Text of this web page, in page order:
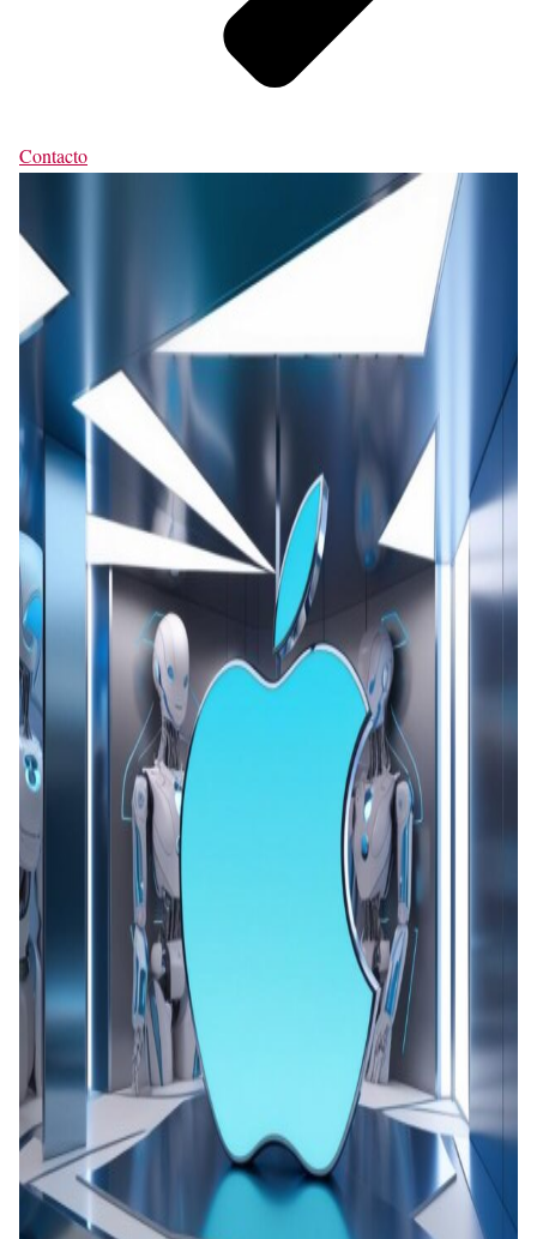
Contacto